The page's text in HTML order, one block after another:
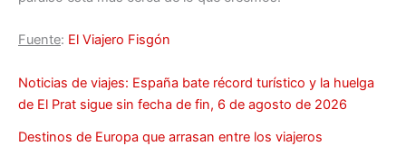
Fuente: El Viajero Fisgón
Noticias de viajes: España bate récord turístico y la huelga
de El Prat sigue sin fecha de fin, 6 de agosto de 2026
Destinos de Europa que arrasan entre los viajeros